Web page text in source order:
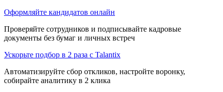
Оформляйте кандидатов онлайн
Проверяйте сотрудников и подписывайте кадровые
документы без бумаг и личных встреч
Ускорьте подбор в 2 раза с Talantix
Автоматизируйте сбор откликов, настройте воронку,
собирайте аналитику в 2 клика